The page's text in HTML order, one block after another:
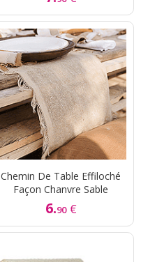
Chemin De Table Effiloché
Façon Chanvre Sable
6.90 €